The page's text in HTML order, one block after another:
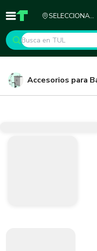
Inicio TUL - TuSELECCIONA
Accesorios para